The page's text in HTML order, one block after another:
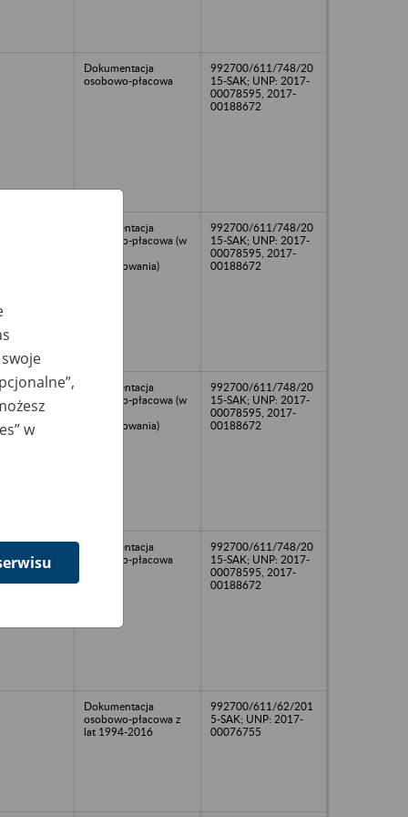
Dokumentacja
osobowo-płacowa
992700/611/748/20
15-SAK; UNP: 2017-
00078595, 2017-
00188672
Dokumentacja
osobowo-płacowa (w
porządkowania)
992700/611/748/20
15-SAK; UNP: 2017-
00078595, 2017-
00188672
Dokumentacja
osobowo-płacowa (w
porządkowania)
992700/611/748/20
15-SAK; UNP: 2017-
00078595, 2017-
00188672
Dokumentacja
osobowo-płacowa
992700/611/748/20
15-SAK; UNP: 2017-
00078595, 2017-
00188672
Dokumentacja
osobowo-płacowa z
lat 1994-2016
992700/611/62/201
5-SAK; UNP: 2017-
00076755
w